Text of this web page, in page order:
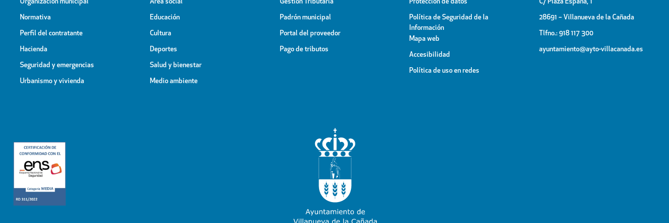
Organización municipal
Normativa
Perfil del contratante
Hacienda
Seguridad y emergencias
Urbanismo y vivienda
Área social
Educación
Cultura
Deportes
Salud y bienestar
Medio ambiente
Gestión Tributaria
Padrón municipal
Portal del proveedor
Pago de tributos
Protección de datos
Política de Seguridad de la
Información
Mapa web
Accesibilidad
Política de uso en redes
C/ Plaza España, 1
28691 – Villanueva de la Cañada
Tlfno.: 918 117 300
ayuntamiento@ayto-villacanada.es